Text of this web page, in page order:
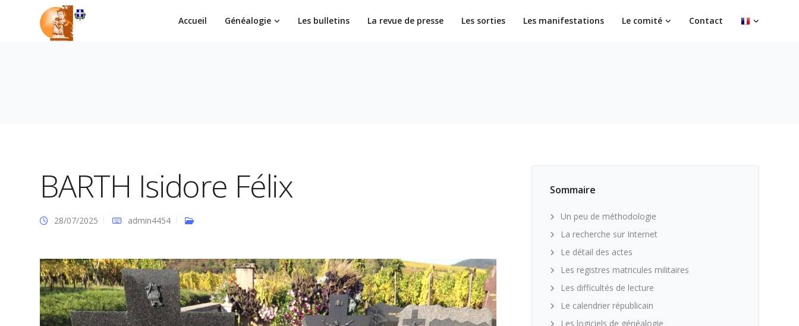
Accueil Généalogie Les bulletins La revue de presse Les sorties Les manifestations Le comité Contact
BARTH Isidore Félix
28/07/2025 admin4454
Sommaire
Un peu de méthodologie
La recherche sur Internet
Le détail des actes
Les registres matricules militaires
Les difficultés de lecture
Le calendrier républicain
Les logiciels de généalogie